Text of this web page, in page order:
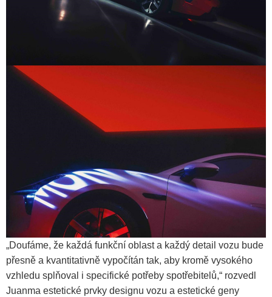
„Doufáme, že každá funkční oblast a každý detail vozu bude
přesně a kvantitativně vypočítán tak, aby kromě vysokého
vzhledu splňoval i specifické potřeby spotřebitelů,“ rozvedl
Juanma estetické prvky designu vozu a estetické geny